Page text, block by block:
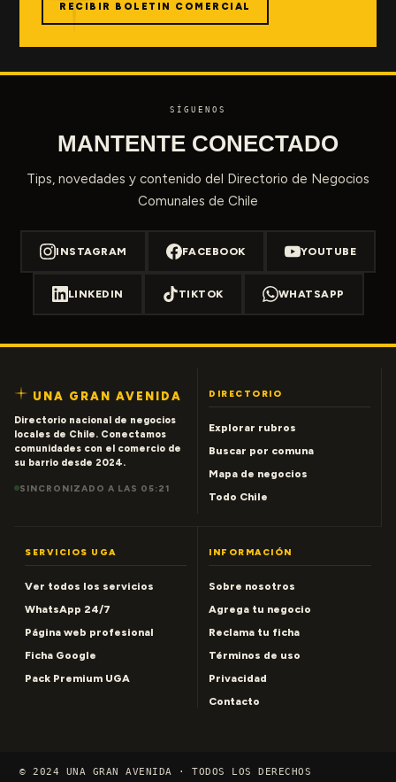
RECIBIR BOLETIN COMERCIAL
SÍGUENOS
MANTENTE CONECTADO
Tips, novedades y contenido del Directorio de Negocios
Comunales de Chile
INSTAGRAM FACEBOOK YOUTUBE
LINKEDIN TIKTOK WHATSAPP
UNA GRAN AVENIDA
Directorio nacional de negocios
locales de Chile. Conectamos
comunidades con el comercio de
su barrio desde 2024.
SINCRONIZADO A LAS 05:21
DIRECTORIO
Explorar rubros
Buscar por comuna
Mapa de negocios
Todo Chile
SERVICIOS UGA
Ver todos los servicios
WhatsApp 24/7
Página web profesional
Ficha Google
Pack Premium UGA
INFORMACIÓN
Sobre nosotros
Agrega tu negocio
Reclama tu ficha
Términos de uso
Privacidad
Contacto
© 2024 UNA GRAN AVENIDA · TODOS LOS DERECHOS